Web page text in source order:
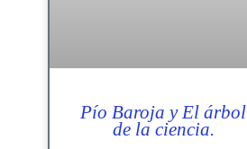
Pío Baroja y El árbol
de la ciencia.